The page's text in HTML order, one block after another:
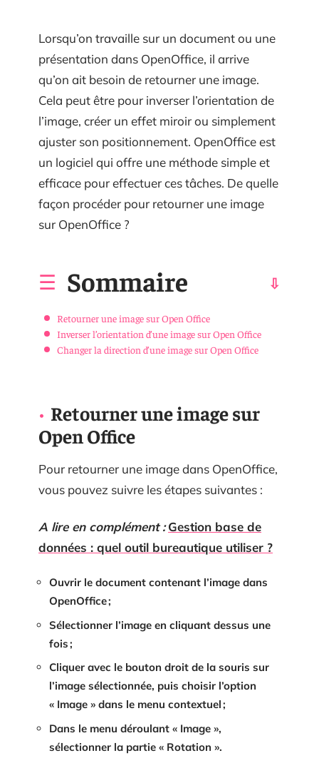
Lorsqu’on travaille sur un document ou une
présentation dans OpenOffice, il arrive
qu’on ait besoin de retourner une image.
Cela peut être pour inverser l’orientation de
l’image, créer un effet miroir ou simplement
ajuster son positionnement. OpenOffice est
un logiciel qui offre une méthode simple et
efficace pour effectuer ces tâches. De quelle
façon procéder pour retourner une image
sur OpenOffice ?
Sommaire
Retourner une image sur Open Office
Inverser l’orientation d’une image sur Open Office
Changer la direction d’une image sur Open Office
Retourner une image sur
Open Office
Pour retourner une image dans OpenOffice,
vous pouvez suivre les étapes suivantes :
A lire en complément : Gestion base de
données : quel outil bureautique utiliser ?
Ouvrir le document contenant l’image dans
OpenOffice ;
Sélectionner l’image en cliquant dessus une
fois ;
Cliquer avec le bouton droit de la souris sur
l’image sélectionnée, puis choisir l’option
« Image » dans le menu contextuel ;
Dans le menu déroulant « Image »,
sélectionner la partie « Rotation ».